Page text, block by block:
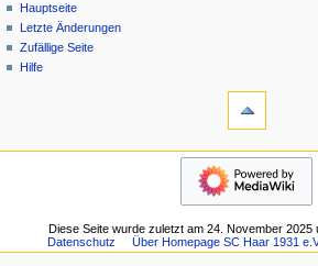
Hauptseite
Letzte Änderungen
Zufällige Seite
Hilfe
Seiten
Spezialseiten
Wir stellen uns vor
früher
Diese Seite wurde zuletzt am 24. November 2025
Datenschutz
Über Homepage SC Haar 1931